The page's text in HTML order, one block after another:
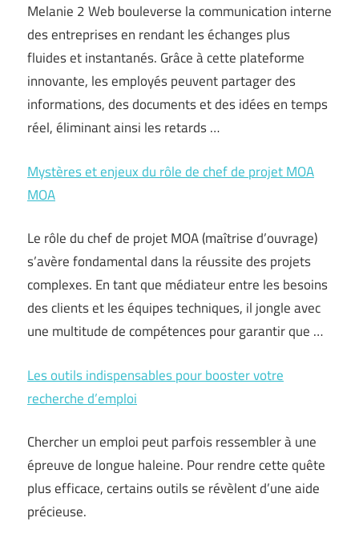
Melanie 2 Web bouleverse la communication interne
des entreprises en rendant les échanges plus
fluides et instantanés. Grâce à cette plateforme
innovante, les employés peuvent partager des
informations, des documents et des idées en temps
réel, éliminant ainsi les retards …
Mystères et enjeux du rôle de chef de projet MOA
MOA
Le rôle du chef de projet MOA (maîtrise d’ouvrage)
s’avère fondamental dans la réussite des projets
complexes. En tant que médiateur entre les besoins
des clients et les équipes techniques, il jongle avec
une multitude de compétences pour garantir que …
Les outils indispensables pour booster votre
recherche d’emploi
Chercher un emploi peut parfois ressembler à une
épreuve de longue haleine. Pour rendre cette quête
plus efficace, certains outils se révèlent d’une aide
précieuse.